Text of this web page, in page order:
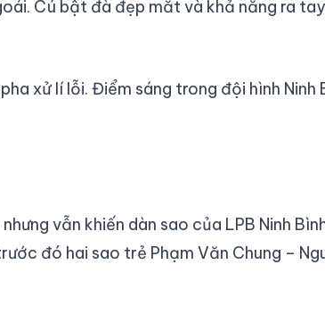
Cú bật đà đẹp mắt và khả năng ra
xử lí lỗi. Điểm sáng trong đội hình
vẫn khiến dàn sao của LPB Ninh
đó hai sao trẻ Phạm Văn Chung –